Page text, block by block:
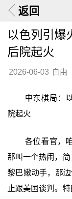
返回
以色列引爆
后院起火
2026-06-03 自由
中东棋局：
院起火
各位看官，
那叫一个热闹，
黎巴嫩动手，那
止跟美国谈判。